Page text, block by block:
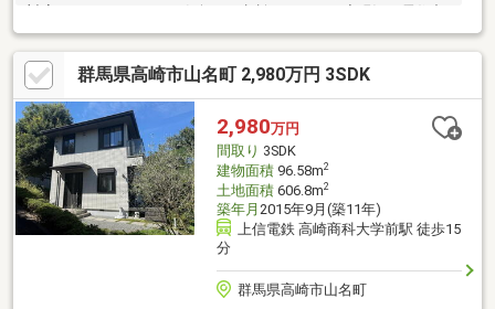
対応いたします！ぜひお気軽にご相談ください。◆現況：居住中
群馬県高崎市山名町 2,980万円 3SDK
2,980万円
間取り 3SDK
建物面積96.58m2
土地面積606.8m2
築年月 2015年9月(築11年)
上信電鉄 高崎商科大学前駅 徒歩15
分
群馬県高崎市山名町